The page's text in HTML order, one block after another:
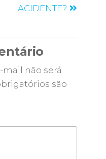
ACIDENTE?
não será
são